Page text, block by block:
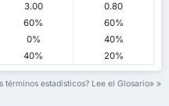
3.00
0.80
60%
60%
0%
40%
40% 20%
términos estadísticos? Lee el Glosario